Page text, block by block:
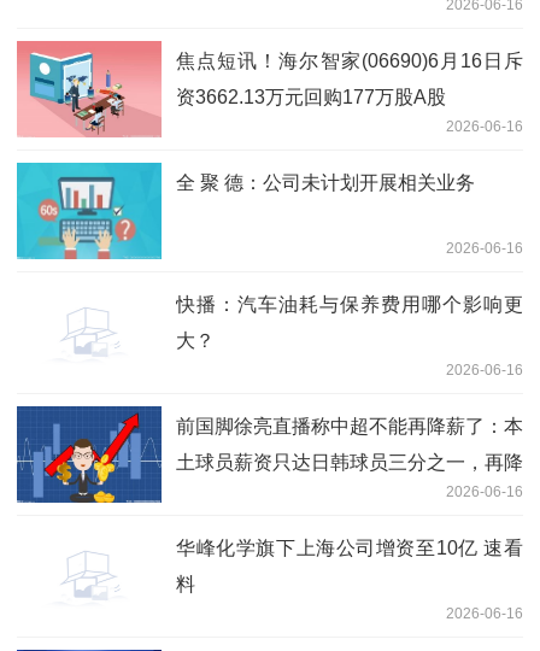
2026-06-16
焦点短讯！海尔智家(06690)6月16日斥
资3662.13万元回购177万股A股
2026-06-16
全 聚 德：公司未计划开展相关业务
2026-06-16
快播：汽车油耗与保养费用哪个影响更
大？
2026-06-16
前国脚徐亮直播称中超不能再降薪了：本
土球员薪资只达日韩球员三分之一，再降
2026-06-16
华峰化学旗下上海公司增资至10亿 速看
料
2026-06-16